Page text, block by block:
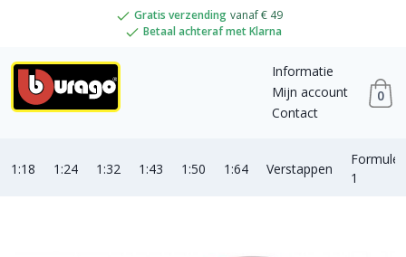
Gratis verzending vanaf € 49
Betaal achteraf met Klarna
Informatie
Mijn account
Contact
0
1:18 1:24 1:32 1:43 1:50 1:64 Verstappen
Formule
1